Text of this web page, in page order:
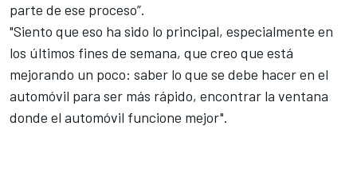
parte de ese proceso”.
"Siento que eso ha sido lo principal, especialmente en
los últimos fines de semana, que creo que está
mejorando un poco: saber lo que se debe hacer en el
automóvil para ser más rápido, encontrar la ventana
donde el automóvil funcione mejor".